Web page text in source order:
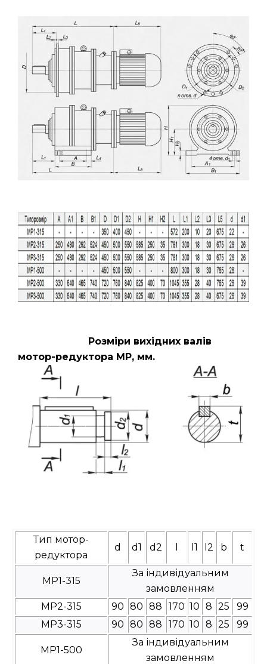
Розміри вихідних валів
мотор-редуктора МР, мм.
Тип мотор-
редуктора
d d1 d2 l1 l2 b t
МР1-315
За індивідуальним
замовленням
МР2-315
90 80 88 170 10 8 25
99
МР3-315
90 80 88 170 10 8 25 99
МР1-500
За індивідуальним
замовленням